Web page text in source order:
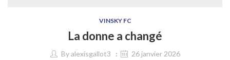
VINSKY FC
La donne a changé
Byalexisgallot3 26 janvier 2026